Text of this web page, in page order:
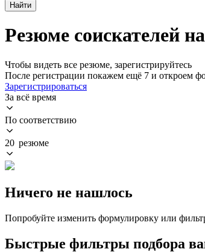
Найти
Резюме соискателей
Чтобы видеть все резюме, зарегистрируйтесь
После регистрации покажем ещё 7 и откроем
Зарегистрироваться
За всё время
По соответствию
20 резюме
Ничего не нашлось
Попробуйте изменить формулировку или
Быстрые фильтры подбора